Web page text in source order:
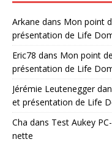
Arkane dans Mon point
présentation de Life
Eric78 dans Mon point
présentation de Life
Jérémie Leutenegger
et présentation de Life
Cha dans Test Aukey
nette